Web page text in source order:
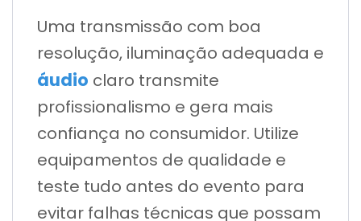
Uma transmissão com boa
resolução, iluminação adequada e
áudio claro transmite
profissionalismo e gera mais
confiança no consumidor. Utilize
equipamentos de qualidade e
teste tudo antes do evento para
evitar falhas técnicas que possam